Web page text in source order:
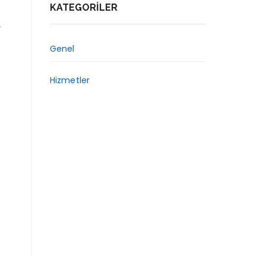
KATEGORILER
Genel
Hizmetler